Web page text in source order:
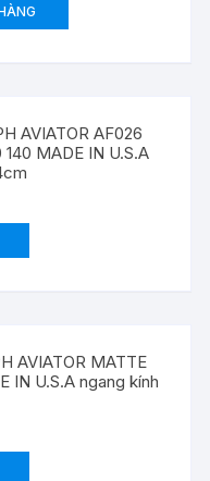
AVIATOR AF026
MADE IN U.S.A
AVIATOR MATTE
IN U.S.A ngang kính